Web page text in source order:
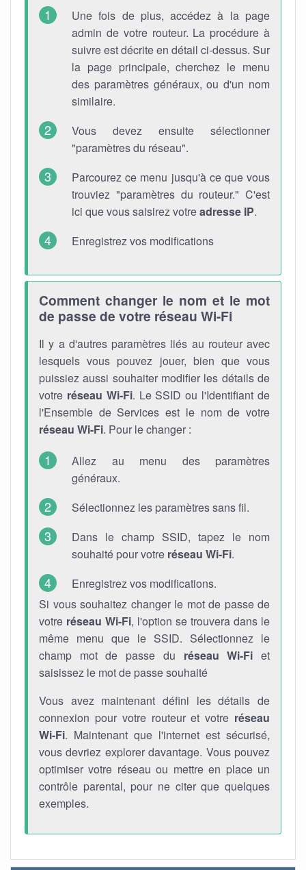
Une fois de plus, accédez à la page
admin de votre routeur. La procédure à
suivre est décrite en détail ci-dessus. Sur
la page principale, cherchez le menu
des paramètres généraux, ou d'un nom
similaire.
Vous devez ensuite sélectionner
"paramètres du réseau".
Parcourez ce menu jusqu'à ce que vous
trouviez "paramètres du routeur." C'est
ici que vous saisirez votreadresse IP.
Enregistrez vos modifications
Comment changer le nom et le mot
de passe de votre réseau Wi-Fi
Il y a d'autres paramètres liés au routeur avec
lesquels vous pouvez jouer, bien que vous
puissiez aussi souhaiter modifier les détails de
votre réseau Wi-Fi. Le SSID ou l'Identifiant de
l'Ensemble de Services est le nom de votre
réseau Wi-Fi. Pour le changer :
Allez au menu des paramètres
généraux.
Sélectionnez les paramètres sans fil.
Dans le champ SSID, tapez le nom
souhaité pour votre réseau Wi-Fi.
Enregistrez vos modifications.
Si vous souhaitez changer le mot de passe de
votre réseau Wi-Fi, l'option se trouvera dans le
même menu que le SSID. Sélectionnez le
champ mot de passe du réseau Wi-Fi et
saisissez le mot de passe souhaité
Vous avez maintenant défini les détails de
connexion pour votre routeur et votre réseau
Wi-Fi. Maintenant que l'internet est sécurisé,
vous devriez explorer davantage. Vous pouvez
optimiser votre réseau ou mettre en place un
contrôle parental, pour ne citer que quelques
exemples.